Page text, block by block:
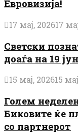
Евровизија!
17 мај, 202617
Светски
доаѓа на 19
15 мај, 202615
Голем
Биковите ќе
со партнерот